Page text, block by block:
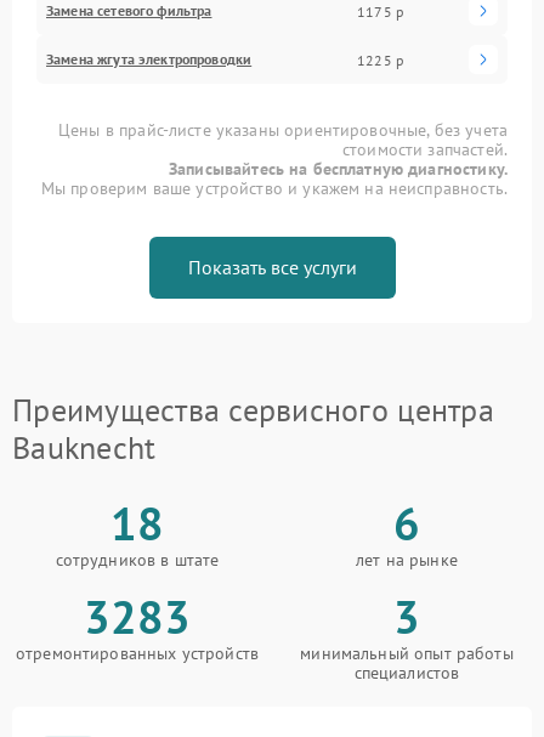
Замена сетевого фильтра 1175 р
Замена жгута электропроводки 1225 р
Цены в прайс-листе указаны ориентировочные, без учета
стоимости запчастей.
Записывайтесь на бесплатную диагностику.
Мы проверим ваше устройство и укажем на неисправность.
Показать все услуги
Преимущества сервисного центра
Bauknecht
18
сотрудников в штате
6
лет на рынке
3283
отремонтированных устройств
3
минимальный опыт работы
специалистов